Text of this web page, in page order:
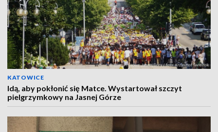
KATOWICE
Idą, aby pokłonić się Matce. Wystartował szczyt
pielgrzymkowy na Jasnej Górze